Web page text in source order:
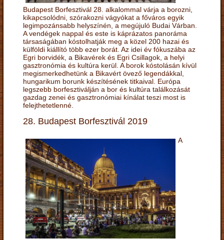
Budapest Borfesztivál 28. alkalommal várja a borozni,
kikapcsolódni, szórakozni vágyókat a főváros egyik
legimpozánsabb helyszínén, a megújuló Budai Várban.
A vendégek nappal és este is káprázatos panoráma
társaságában kóstolhatják meg a közel 200 hazai és
külföldi kiállító több ezer borát. Az idei év fókuszába az
Egri borvidék, a Bikavérek és Egri Csillagok, a helyi
gasztronómia és kultúra kerül. A borok kóstolásán kívül
megismerkedhetünk a Bikavért övező legendákkal,
hungarikum borunk készítésének titkaival. Európa
legszebb borfesztiválján a bor és kultúra találkozását
gazdag zenei és gasztronómiai kínálat teszi most is
felejthetetlenné.
28. Budapest Borfesztivál 2019
A